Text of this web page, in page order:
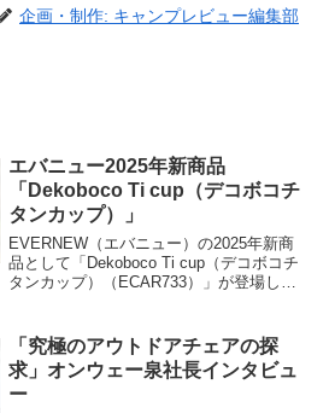
企画・制作: キャンプレビュー編集部
エバニュー2025年新商品
「Dekoboco Ti cup（デコボコチ
タンカップ）」
EVERNEW（エバニュー）の2025年新商
品として「Dekoboco Ti cup（デコボコチ
タンカップ）（ECAR733）」が登場しま
きます。折りたたみ式のハンドルも搭載
されています。詳細をレビューします。
「究極のアウトドアチェアの探
求」オンウェー泉社長インタビュ
ー